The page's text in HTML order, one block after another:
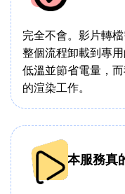
完全不會。影片轉
整個流程卸載到專
低溫並節省電量，
的渲染工作。
本服務真